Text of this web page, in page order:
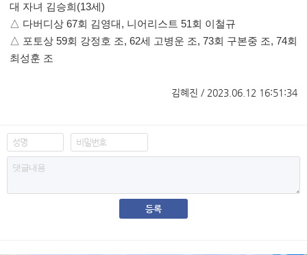
대 자녀 김승희 (13세 )
△ 다버디상 67회 김영대 , 니어리스트 51회 이철규
△ 포토상 59회 강정호 조, 62세 고병운 조, 73회 구본중 조, 74회
최성훈 조
김혜진 / 2023.06.12 16:51:34